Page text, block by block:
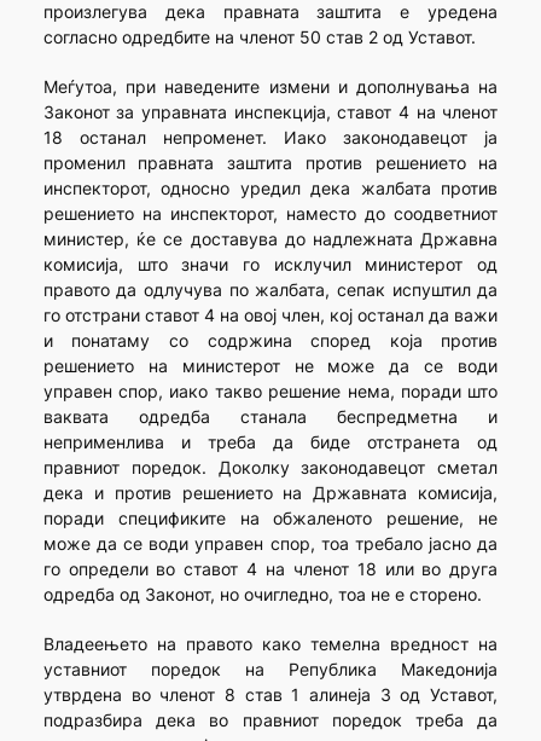
произлегува дека правната заштита е уредена
согласно одредбите на членот 50 став 2 од Уставот.
Меѓутоа, при наведените измени и дополнувања на
Законот за управната инспекција, ставот 4 на членот
18 останал непроменет. Иако законодавецот ја
променил правната заштита против решението на
инспекторот, односно уредил дека жалбата против
решението на инспекторот, наместо до соодветниот
министер, ќе се доставува до надлежната Државна
комисија, што значи го исклучил министерот од
правото да одлучува по жалбата, сепак испуштил да
го отстрани ставот 4 на овој член, кој останал да важи
и понатаму со содржина според која против
решението на министерот не може да се води
управен спор, иако такво решение нема, поради што
ваквата одредба станала беспредметна и
неприменлива и треба да биде отстранета од
правниот поредок. Доколку законодавецот сметал
дека и против решението на Државната комисија,
поради спецификите на обжаленото решение, не
може да се води управен спор, тоа требало јасно да
го определи во ставот 4 на членот 18 или во друга
одредба од Законот, но очигледно, тоа не е сторено.
Владеењето на правото како темелна вредност на
уставниот поредок на Република Македонија
утврдена во членот 8 став 1 алинеја 3 од Уставот,
подразбира дека во правниот поредок треба да